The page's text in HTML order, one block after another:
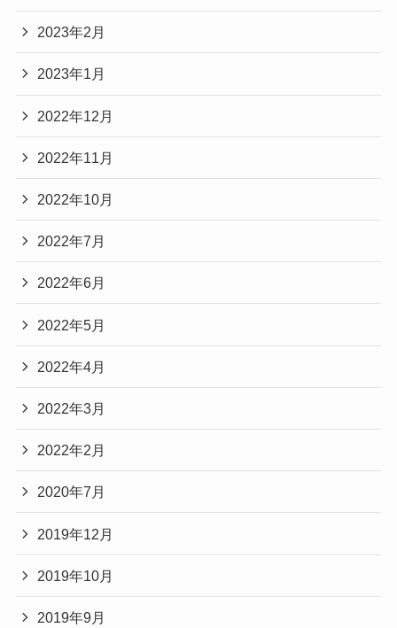
2023年2月
2023年1月
2022年12月
2022年11月
2022年10月
2022年7月
2022年6月
2022年5月
2022年4月
2022年3月
2022年2月
2020年7月
2019年12月
2019年10月
2019年9月